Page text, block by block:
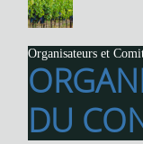
Organisateurs et
DU